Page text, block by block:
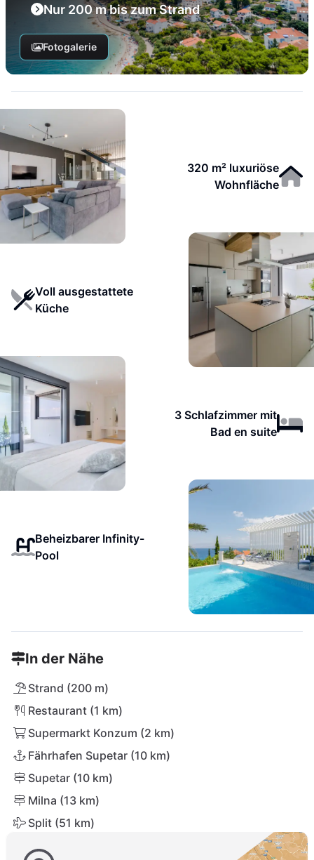
Nur 200 m bis zum Strand
Fotogalerie
320 m² luxuriöse
Wohnfläche
Voll ausgestattete
Küche
3 Schlafzimmer mit
Bad en suite
Beheizbarer Infinity-
Pool
In der Nähe
Strand (200 m)
Restaurant (1 km)
Supermarkt Konzum (2 km)
Fährhafen Supetar (10 km)
Supetar (10 km)
Milna (13 km)
Split (51 km)